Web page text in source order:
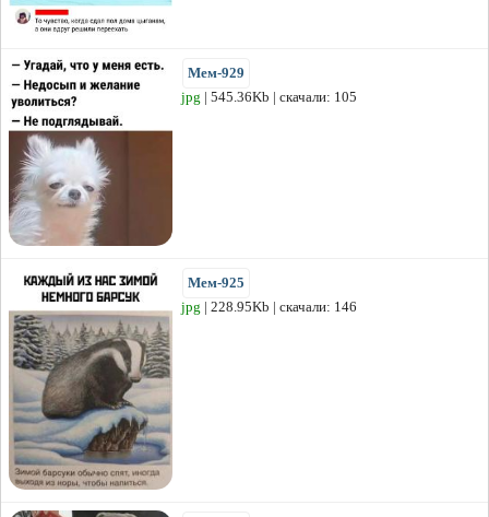
Мем-929
jpg | 545.36Kb | скачали: 105
Мем-925
jpg | 228.95Kb | скачали: 146